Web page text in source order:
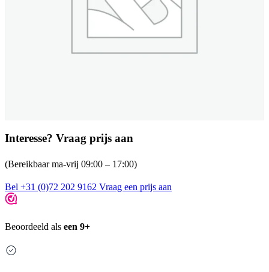
Interesse? Vraag prijs aan
(Bereikbaar ma-vrij 09:00 – 17:00)
Bel +31 (0)72 202 9162 Vraag een prijs aan
Beoordeeld als een 9+